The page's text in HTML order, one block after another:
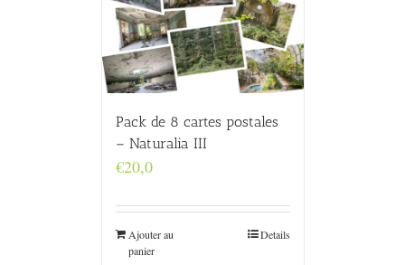
Pack de 8 cartes postales
– Naturalia III
€20,0
Ajouter au
panier
Details